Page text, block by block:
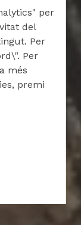
per
del
Per
Per
més
premi